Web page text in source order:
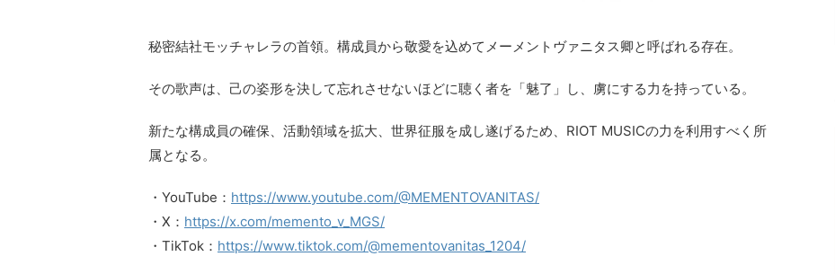
秘密結社モッチャレラの首領。構成員から敬愛を込めてメーメントヴァニタス卿と呼ばれる存在。
その歌声は、己の姿形を決して忘れさせないほどに聴く者を「魅了」し、虜にする力を持っている。
新たな構成員の確保、活動領域を拡大、世界征服を成し遂げるため、RIOT MUSICの力を利用すべく所
属となる。
・YouTube： https://www.youtube.com/@MEMENTOVANITAS/
・X： https://x.com/memento_v_MGS/
・TikTok： https://www.tiktok.com/@mementovanitas_1204/